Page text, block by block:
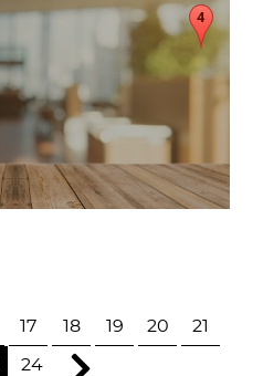
17 18 19 20 21
24